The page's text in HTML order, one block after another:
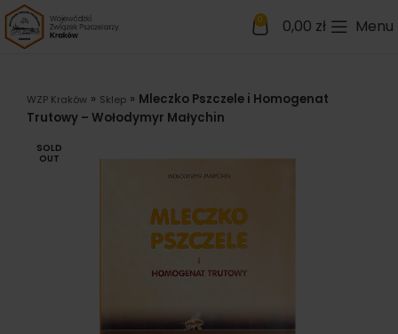
0 0,00 zł Menu
WZP Kraków » Sklep » Mleczko Pszczele i Homogenat
Trutowy – Wołodymyr Małychin
SOLD
OUT